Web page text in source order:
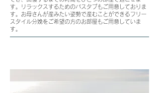
す。リラックスするためのバスタブもご用意しておりま
す。 お母さんが産みたい姿勢で産むことができるフリー
スタイル分娩をご希望の方のお部屋もご用意していま
す。